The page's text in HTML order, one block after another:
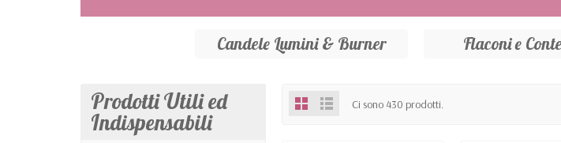
Candele Lumini & Burner Flaconi e
Prodotti Utili ed
Indispensabili
Ci sono 430 prodotti.